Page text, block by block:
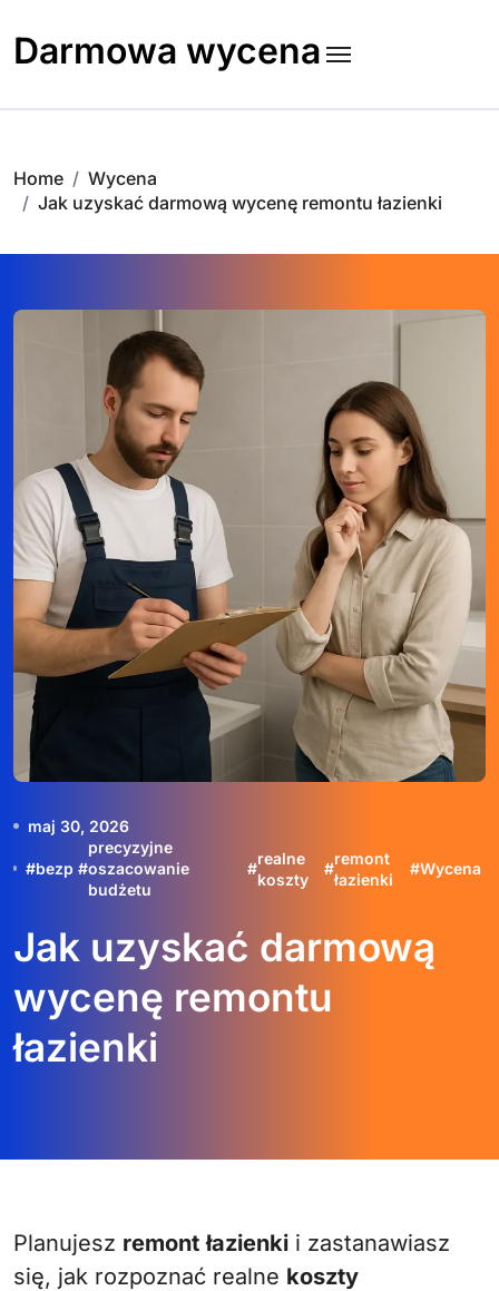
content
Darmowa wycena
Home
Wycena
Jak uzyskać darmową wycenę remontu łazienki
maj 30, 2026
#bezp #
precyzyjne
oszacowanie
budżetu
#
realne
koszty
#
remont
łazienki
#Wycena
Jak uzyskać darmową
wycenę remontu
łazienki
Planujesz remont łazienki i zastanawiasz
się, jak rozpoznać realne koszty